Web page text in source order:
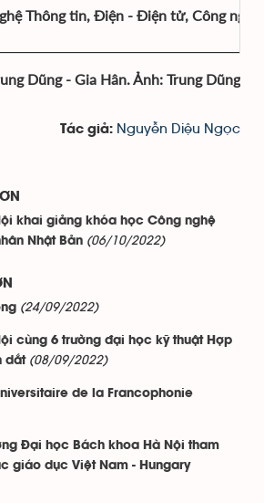
Thông tin, Điện - Điện tử, Công
Dũng - Gia Hân. Ảnh: Trung Dũng
Tác giả: Nguyễn Diệu Ngọc
khai giảng khóa học Công nghệ
Nhật Bản (06/10/2022)
(24/09/2022)
cùng 6 trường đại học kỹ thuật Hợp
dắt (08/09/2022)
de la Francophonie
Đại học Bách khoa Hà Nội tham
giáo dục Việt Nam - Hungary